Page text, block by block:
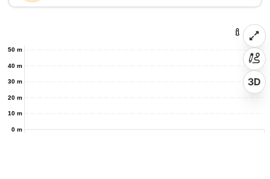
0 m
10 m
20 m
30 m
40 m
50 m
3D